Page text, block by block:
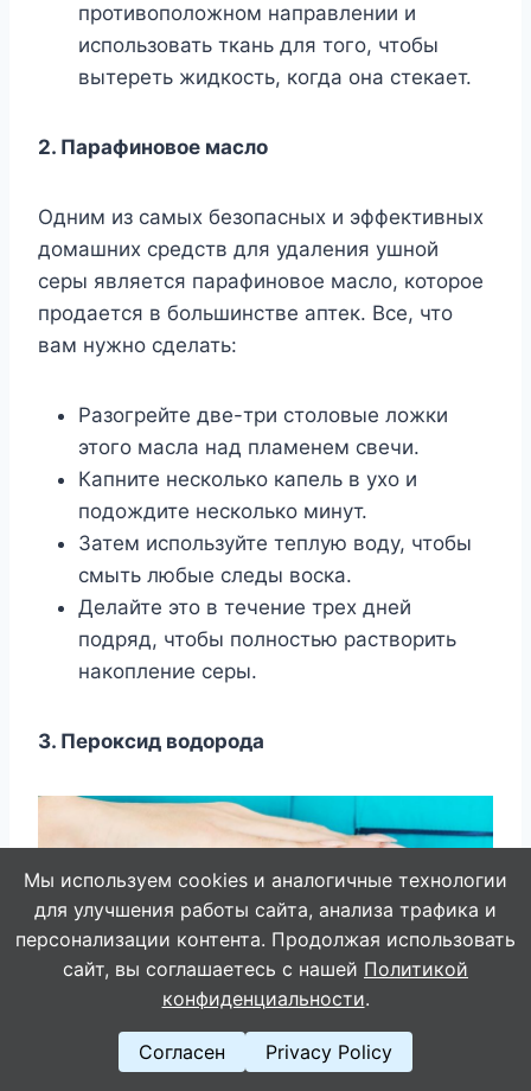
противоположном направлении и
использовать ткань для того, чтобы
вытереть жидкость, когда она стекает.
2. Парафиновое масло
Одним из самых безопасных и эффективных
домашних средств для удаления ушной
серы является парафиновое масло, которое
продается в большинстве аптек. Все, что
вам нужно сделать:
Разогрейте две-три столовые ложки
этого масла над пламенем свечи.
Капните несколько капель в ухо и
подождите несколько минут.
Затем используйте теплую воду, чтобы
смыть любые следы воска.
Делайте это в течение трех дней
подряд, чтобы полностью растворить
накопление серы.
3. Пероксид водорода
Мы используем cookies и аналогичные технологии
для улучшения работы сайта, анализа трафика и
персонализации контента. Продолжая использовать
сайт, вы соглашаетесь с нашей Политикой
конфиденциальности.
Согласен Privacy Policy